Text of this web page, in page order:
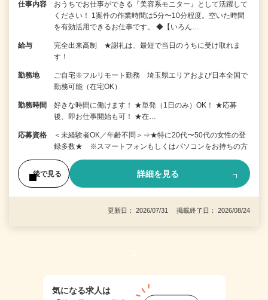
仕事内容
おうちでお仕事ができる『美容系モニター』として活躍して
ください！ 1案件の作業時間は5分〜10分程度。空いた時間
を有効活用できるお仕事です。 ◆【いろん…
給与
完全出来高制 ★謝礼は、最短で当日のうちに受け取れま
す！
勤務地
ご自宅※フルリモート勤務 埼玉県エリアおよび日本全国で
勤務可能（在宅OK）
勤務時間
好きな時間に働けます！ ★単発（1日のみ）OK！ ★応募
後、即お仕事開始も可！ ★在…
応募資格
＜未経験者OK／年齢不問＞⇒★特に20代〜50代の女性の登
録多数★ ※スマートフォンもしくはパソコンをお持ちの方
後で見る 詳細を見る
更新日： 2026/07/31 掲載終了日： 2026/08/24
1
気になる求人は